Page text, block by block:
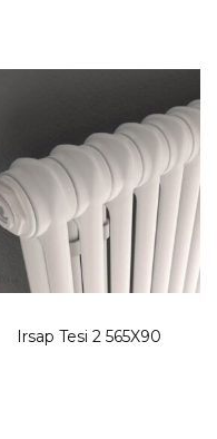
Irsap Tesi 2 565X90